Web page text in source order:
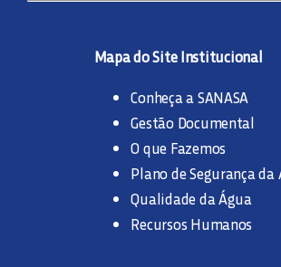
Mapa do Site Institucional
Conheça a SANASA
Gestão Documental
O que Fazemos
Plano de Segurança da
Qualidade da Água
Recursos Humanos